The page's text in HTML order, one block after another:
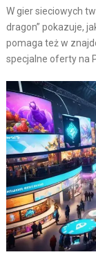
W gier sieciowych
dragon” pokazuje,
pomaga też w
specjalne oferty na